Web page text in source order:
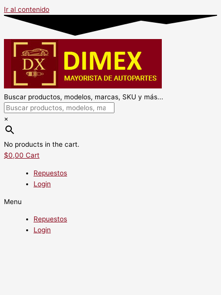
Ir al contenido
Buscar productos, modelos, marcas, SKU y más...
×
No products in the cart.
$0,00 Cart
Repuestos
Login
Menu
Repuestos
Login